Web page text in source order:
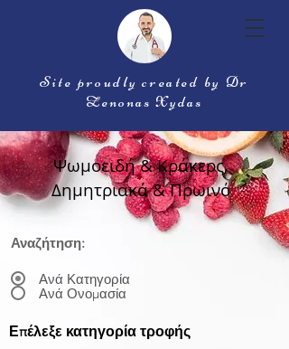
Site proudly created by Dr
Zenonas Xydas
Ψωμοειδή & Κράκερς,
Δημητριακά & Πρωινό
Αναζήτηση:
Ανά Κατηγορία
Ανά Ονομασία
Επέλεξε κατηγορία τροφής